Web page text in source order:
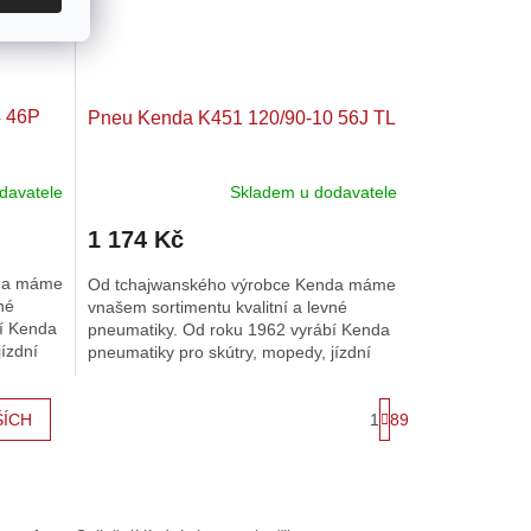
46P
máme
Kenda
Pneu Kenda K451 120/90-10 56J TL
Skladem u dodavatele
1 174 Kč
Od tchajwanského výrobce Kenda máme
vnašem sortimentu kvalitní a levné
pneumatiky. Od roku 1962 vyrábí Kenda
pneumatiky pro skútry, mopedy, jízdní
t
r
1 89